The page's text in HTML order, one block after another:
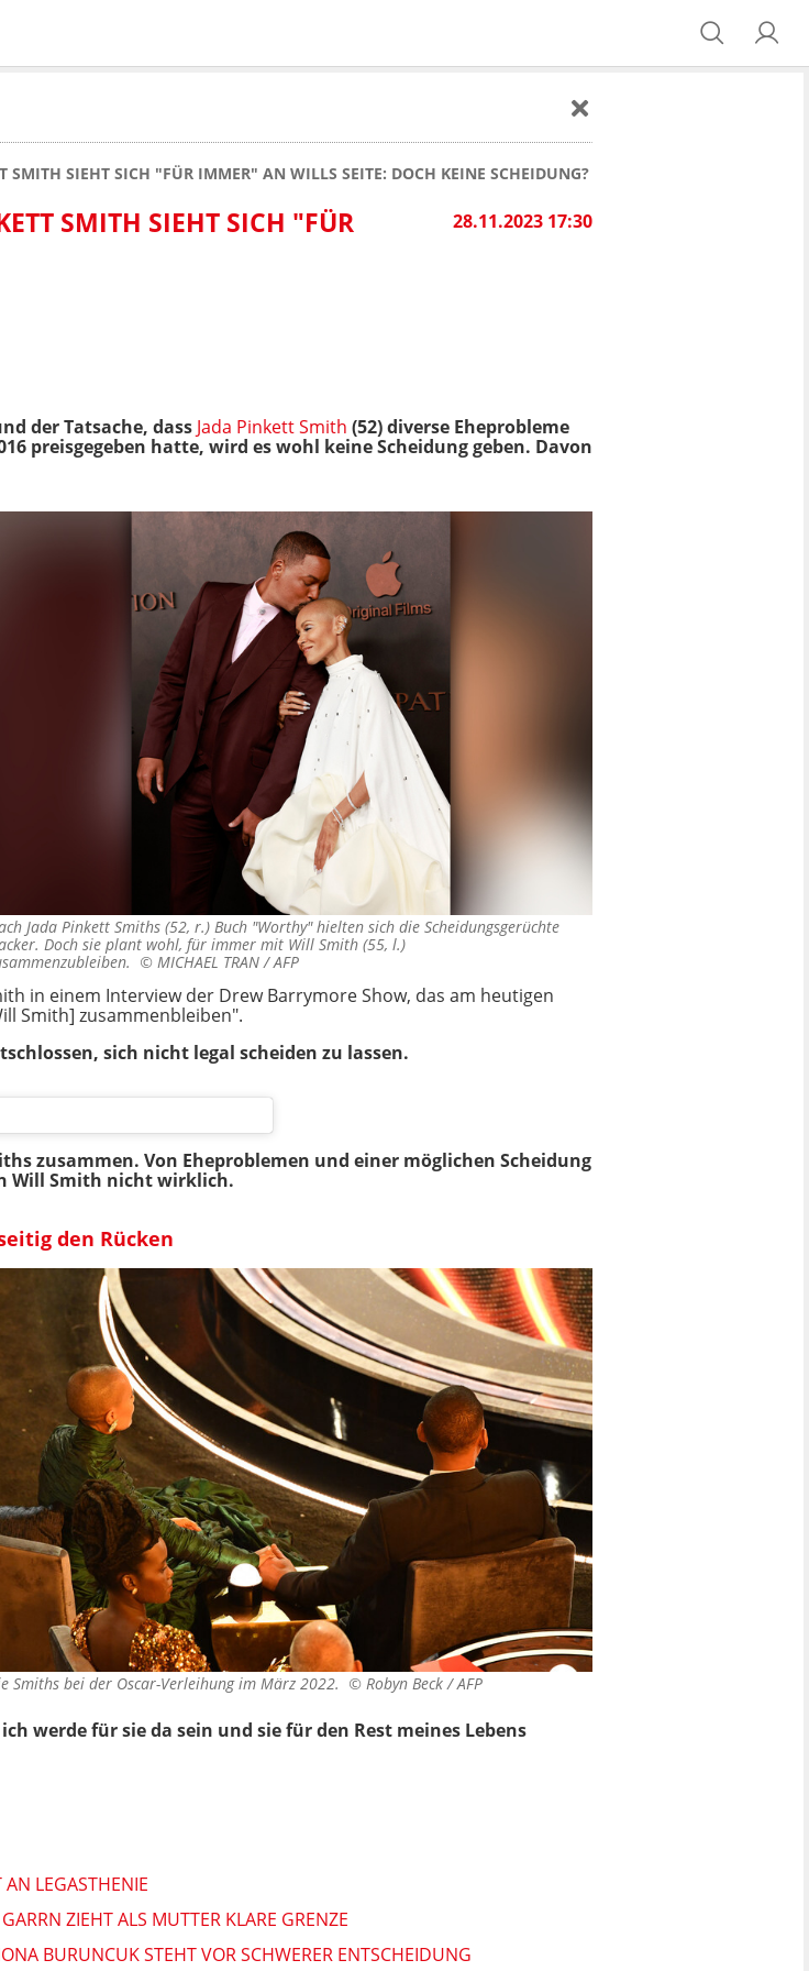
SMITH SIEHT SICH "FÜR IMMER" AN WILLS SEITE: DOCH KEINE SCHEIDUNG?
28.11.2023 17:30
SMITH SIEHT SICH "FÜR
der Tatsache, dass Jada Pinkett Smith (52) diverse Eheprobleme
preisgegeben hatte, wird es wohl keine Scheidung geben. Davon
Jada Pinkett Smiths (52, r.) Buch "Worthy" hielten sich die Scheidungsgerüchte
Doch sie plant wohl, für immer mit Will Smith (55, l.)
© MICHAEL TRAN / AFP
in einem Interview der Drew Barrymore Show, das am heutigen
Smith] zusammenbleiben".
sich nicht legal scheiden zu lassen.
zusammen. Von Eheproblemen und einer möglichen Scheidung
Will Smith nicht wirklich.
den Rücken
Smiths bei der Oscar-Verleihung im März 2022. © Robyn Beck / AFP
werde für sie da sein und sie für den Rest meines Lebens
AN LEGASTHENIE
ZIEHT ALS MUTTER KLARE GRENZE
BURUNCUK STEHT VOR SCHWERER ENTSCHEIDUNG